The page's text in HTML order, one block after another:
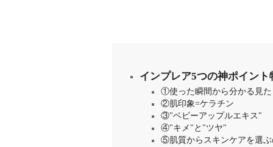
インプレア5つの神ポイント
①使った瞬間から分かる見た
②肌印象=ケラチン
③"ベビーアップルエキス"
④"キメ"と"ツヤ"
⑤肌質からスキンケアを選